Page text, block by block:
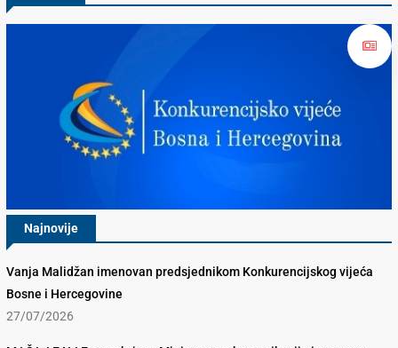
Najnovije
Vanja Malidžan imenovan predsjednikom Konkurencijskog vijeća
Bosne i Hercegovine
27/07/2026